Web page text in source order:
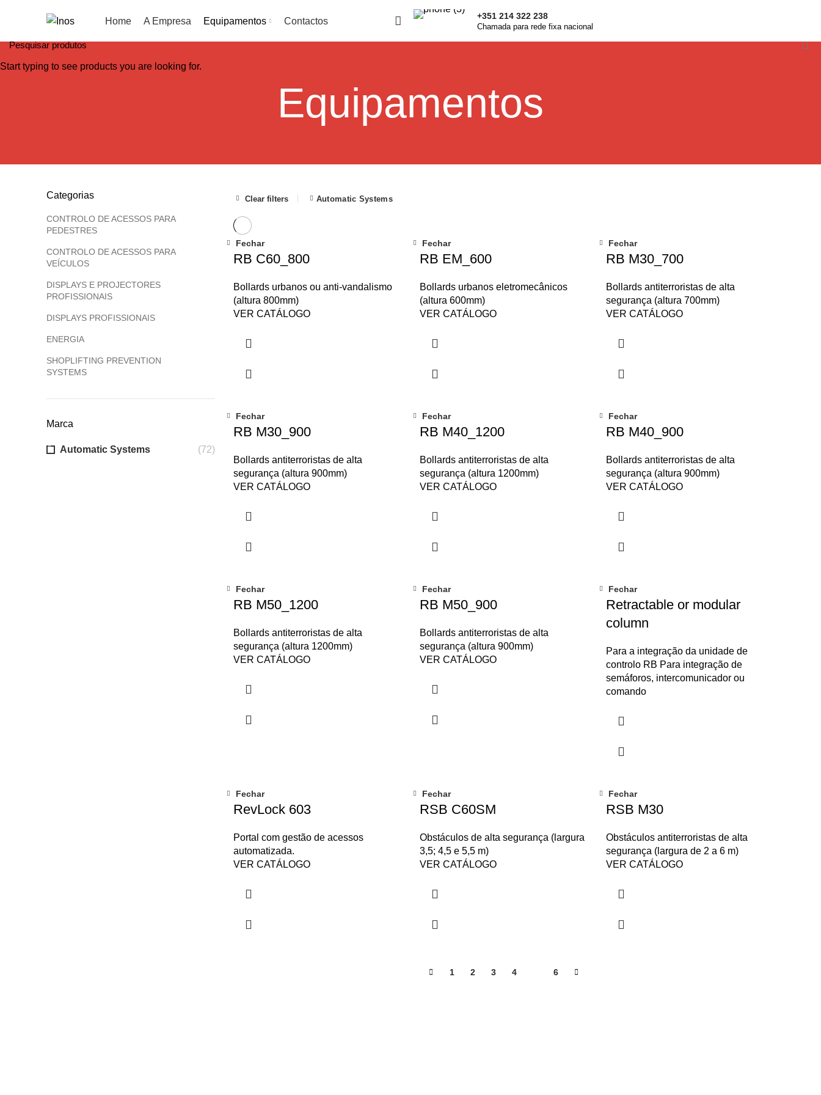
Home A Empresa Equipamentos Contactos +351 214 322 238
Chamada para rede fixa nacional
Equipamentos
Categorias
CONTROLO DE ACESSOS PARA
PEDESTRES
CONTROLO DE ACESSOS PARA
VEÍCULOS
DISPLAYS E PROJECTORES
PROFISSIONAIS
DISPLAYS PROFISSIONAIS
ENERGIA
SHOPLIFTING PREVENTION
SYSTEMS
Marca
Automatic Systems (72)
Clear filters Automatic Systems
Fechar
RB C60_800
Bollards urbanos ou anti-vandalismo
(altura 800mm)
VER CATÁLOGO
Fechar
RB EM_600
Bollards urbanos eletromecânicos
(altura 600mm)
VER CATÁLOGO
Fechar
RB M30_700
Bollards antiterroristas de alta
segurança (altura 700mm)
VER CATÁLOGO
Fechar
RB M30_900
Bollards antiterroristas de alta
segurança (altura 900mm)
VER CATÁLOGO
Fechar
RB M40_1200
Bollards antiterroristas de alta
segurança (altura 1200mm)
VER CATÁLOGO
Fechar
RB M40_900
Bollards antiterroristas de alta
segurança (altura 900mm)
VER CATÁLOGO
Fechar
RB M50_1200
Bollards antiterroristas de alta
segurança (altura 1200mm)
VER CATÁLOGO
Fechar
RB M50_900
Bollards antiterroristas de alta
segurança (altura 900mm)
VER CATÁLOGO
Fechar
Retractable or modular
column
Para a integração da unidade de
controlo RB Para integração de
semáforos, intercomunicador ou
comando
Fechar
RevLock 603
Portal com gestão de acessos
automatizada.
VER CATÁLOGO
Fechar
RSB C60SM
Obstáculos de alta segurança (largura
3,5; 4,5 e 5,5 m)
VER CATÁLOGO
Fechar
RSB M30
Obstáculos antiterroristas de alta
segurança (largura de 2 a 6 m)
VER CATÁLOGO
1 2 3 4 6
Start typing to see products you are looking for.